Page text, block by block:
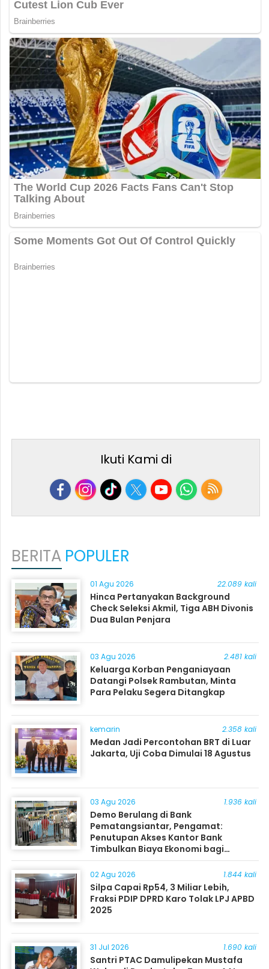
Ikuti Kami di
BERITA POPULER
01 Agu 2026 22.089 kali
Hinca Pertanyakan Background
Check Seleksi Akmil, Tiga ABH Divonis
Dua Bulan Penjara
03 Agu 2026 2.481 kali
Keluarga Korban Penganiayaan
Datangi Polsek Rambutan, Minta
Para Pelaku Segera Ditangkap
kemarin 2.358 kali
Medan Jadi Percontohan BRT di Luar
Jakarta, Uji Coba Dimulai 18 Agustus
03 Agu 2026 1.936 kali
Demo Berulang di Bank
Pematangsiantar, Pengamat:
Penutupan Akses Kantor Bank
Timbulkan Biaya Ekonomi bagi
Masyarakat
02 Agu 2026 1.844 kali
Silpa Capai Rp54, 3 Miliar Lebih,
Fraksi PDIP DPRD Karo Tolak LPJ APBD
2025
31 Jul 2026 1.690 kali
Santri PTAC Damulipekan Mustafa